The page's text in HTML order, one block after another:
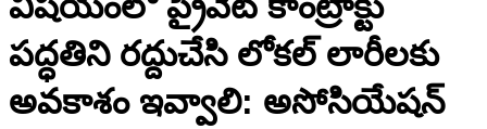
పద్ధతిని రద్దుచేసి లోకల్ లారీలకు
అవకాశం ఇవ్వాలి: అసోసియేషన్